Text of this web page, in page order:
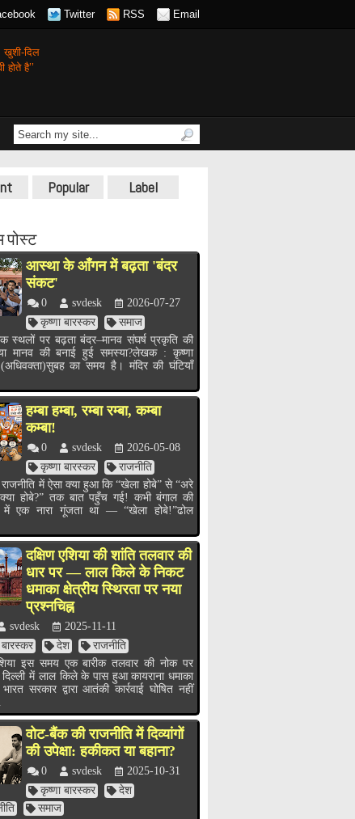
Twitter RSS Email
खुशी-दिल
है’’
Popular Label
पोस्ट
आस्था के आँगन में बढ़ता 'बंदर
संकट'
0 svdesk
2026-07-27
कृष्णा बारस्कर
समाज
स्थलों पर बढ़ता बंदर–मानव संघर्ष प्रकृति की
मानव की बनाई हुई समस्या?लेखक : कृष्णा
का समय है। मंदिर की घंटियाँ
हम्बा हम्बा, रम्बा रम्बा, कम्बा
कम्बा!
0 svdesk
2026-05-08
कृष्णा बारस्कर
राजनीति
में ऐसा क्या हुआ कि “खेला होबे” से “अरे
क्या होबे?” तक बात पहुँच गई! कभी बंगाल की
में एक नारा गूंजता था — “खेला होबे!”ढोल
दक्षिण एशिया की शांति तलवार की
धार पर — लाल किले के निकट
धमाका क्षेत्रीय स्थिरता पर नया
प्रश्नचिह्न
svdesk
2025-11-11
देश
राजनीति
इस समय एक बारीक तलवार की नोक पर
में लाल किले के पास हुआ कायराना धमाका
सरकार द्वारा आतंकी कार्रवाई घोषित नहीं
वोट-बैंक की राजनीति में दिव्यांगों
की उपेक्षा: हकीकत या बहाना?
0 svdesk
2025-10-31
कृष्णा बारस्कर
देश
समाज